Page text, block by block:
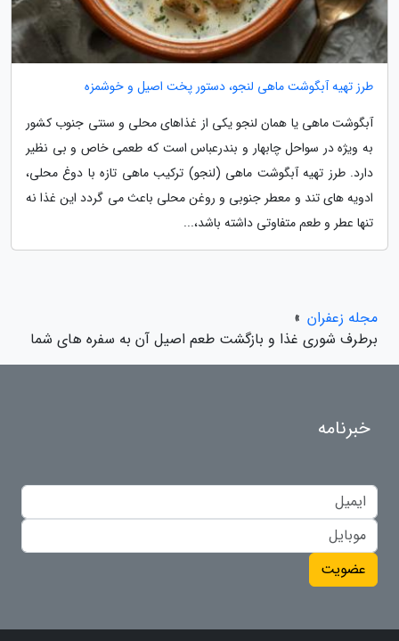
طرز تهیه آبگوشت ماهی لنجو، دستور پخت اصیل و خوشمزه
آبگوشت ماهی یا همان لنجو یکی از غذاهای محلی و سنتی جنوب کشور
به ویژه در سواحل چابهار و بندرعباس است که طعمی خاص و بی نظیر
دارد. طرز تهیه آبگوشت ماهی (لنجو) ترکیب ماهی تازه با دوغ محلی،
ادویه های تند و معطر جنوبی و روغن محلی باعث می گردد این غذا نه
تنها عطر و طعم متفاوتی داشته باشد،...
مجله زعفران »
برطرف شوری غذا و بازگشت طعم اصیل آن به سفره های شما
خبرنامه
عضویت